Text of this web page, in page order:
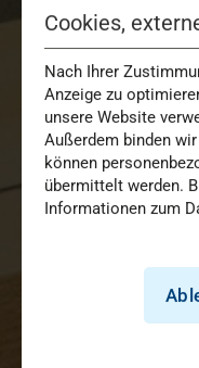
Cookies,
Nach Ihrer
Anzeige zu
unsere Website
Außerdem binden
können
übermittelt werden.
Informationen zum